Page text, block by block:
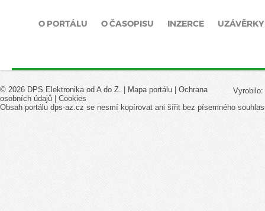
O PORTÁLU O ČASOPISU INZERCE UZÁVĚRKY
Vyrobilo:
© 2026 DPS Elektronika od A do Z. | Mapa portálu | Ochrana
osobních údajů | Cookies
Obsah portálu dps-az.cz se nesmí kopírovat ani šířit bez písemného